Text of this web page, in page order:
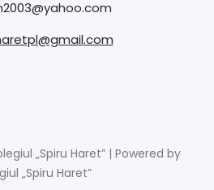
„Spiru Haret” | Powered by
„Spiru Haret”